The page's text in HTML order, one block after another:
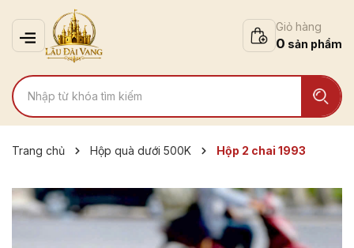
Giỏ hàng
0
Trang chủ Hộp quà dưới 500K Hộp 2 chai 1993